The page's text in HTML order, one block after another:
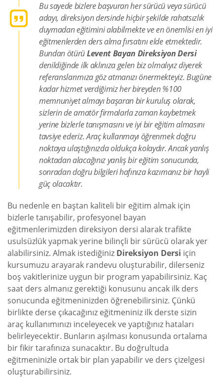
Bu sayede bizlere başvuran her sürücü veya sürücü
adayı, direksiyon dersinde hiçbir şekilde rahatsızlık
duymadan eğitimini alabilmekte ve en önemlisi en iyi
eğitmenlerden ders alma fırsatını elde etmektedir.
Bundan ötürüLevent Bayan Direksiyon Dersi
denildiğinde ilk aklınıza gelen biz olmalıyız diyerek
referanslarımıza göz atmanızı önermekteyiz. Bugüne
kadar hizmet verdiğimiz her bireyden %100
memnuniyet almayı başaran bir kuruluş olarak,
sizlerin de amatör firmalarla zaman kaybetmek
yerine bizlerle tanışmasını ve iyi bir eğitim almasını
tavsiye ederiz. Araç kullanmayı öğrenmek doğru
noktaya ulaştığınızda oldukça kolaydır. Ancak yanlış
noktadan alacağınız yanlış bir eğitim sonucunda,
sonradan doğru bilgileri hafınıza kazımanız bir hayli
güç olacaktır.
Bu nedenle en baştan kaliteli bir eğitim almak için
bizlerle tanışabilir, profesyonel bayan
eğitmenlerimizden direksiyon dersi alarak trafikte
usulsüzlük yapmak yerine bilinçli bir sürücü olarak yer
alabilirsiniz. Almak istediğiniz Direksiyon Dersi için
kursumuzu arayarak randevu oluşturabilir, dilerseniz
boş vakitlerinize uygun bir program yapabilirsiniz. Kaç
saat ders almanız gerektiği konusunu ancak ilk ders
sonucunda eğitmeninizden öğrenebilirsiniz. Çünkü
birlikte derse çıkacağınız eğitmeniniz ilk derste sizin
araç kullanımınızı inceleyecek ve yaptığınız hataları
belirleyecektir. Bunların aşılması konusunda ortalama
bir fikir tarafınıza sunacaktır. Bu doğrultuda
eğitmeninizle ortak bir plan yapabilir ve ders çizelgesi
oluşturabilirsiniz.